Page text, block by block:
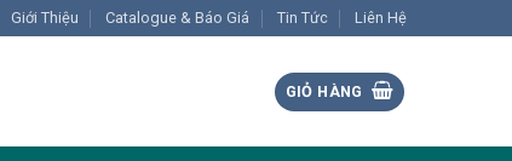
Giới Thiệu Catalogue & Báo Giá Tin Tức Liên Hệ
GIỎ HÀNG